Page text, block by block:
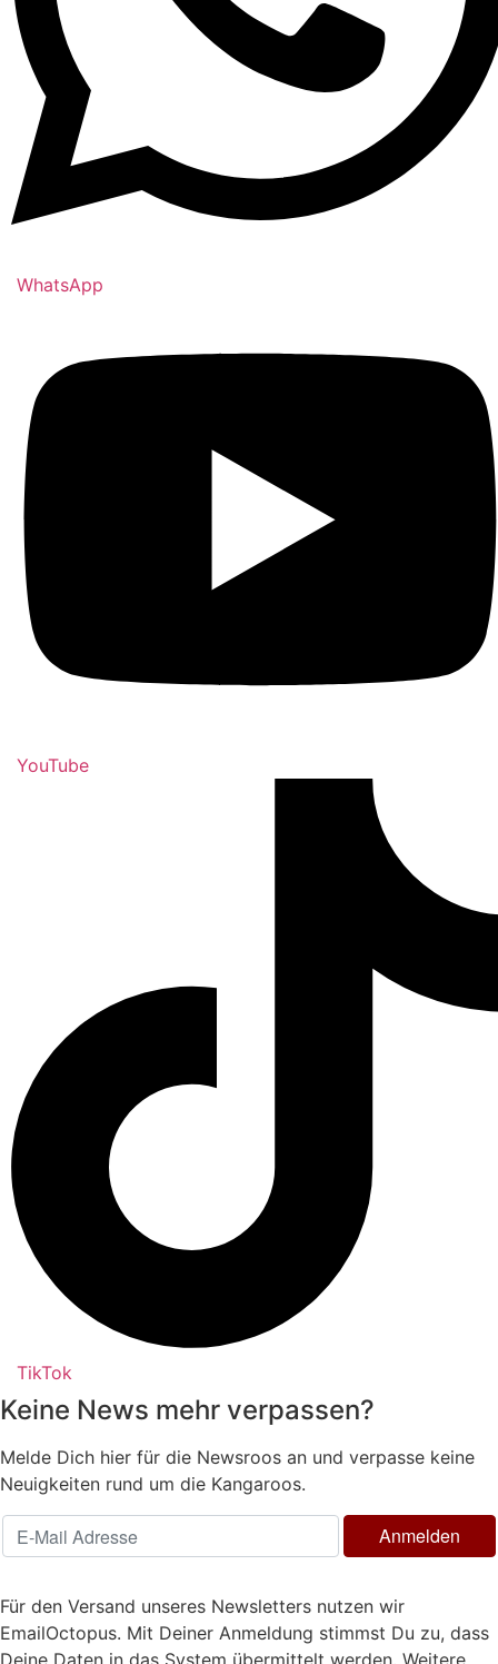
WhatsApp
YouTube
TikTok
Keine News mehr verpassen?
Melde Dich hier für die Newsroos an und verpasse keine
Neuigkeiten rund um die Kangaroos.
Für den Versand unseres Newsletters nutzen wir
EmailOctopus. Mit Deiner Anmeldung stimmst Du zu, dass